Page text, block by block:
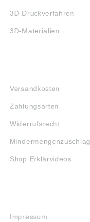
3D-Druckverfahren
3D-Materialien
Versandkosten
Zahlungsarten
Widerrufsrecht
Mindermengenzuschlag
Shop Erklärvideos
Impressum